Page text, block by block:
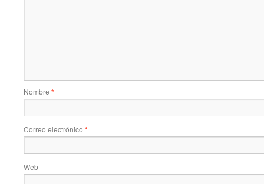
Nombre *
Correo electrónico *
Web